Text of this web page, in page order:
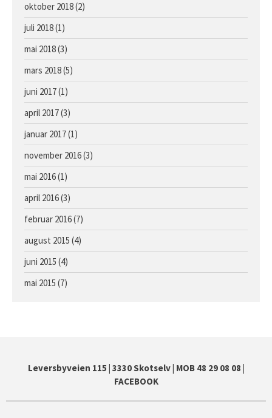
oktober 2018(2)
juli 2018(1)
mai 2018(3)
mars 2018(5)
juni 2017(1)
april 2017(3)
januar 2017(1)
november 2016(3)
mai 2016(1)
april 2016(3)
februar 2016(7)
august 2015 (4)
juni 2015 (4)
mai 2015 (7)
Leversbyveien 115 | 3330 Skotselv| MOB 48 29 08 08 |
FACEBOOK